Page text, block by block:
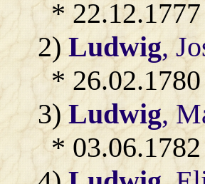
*
2)Ludwig,
*
3)Ludwig,
*